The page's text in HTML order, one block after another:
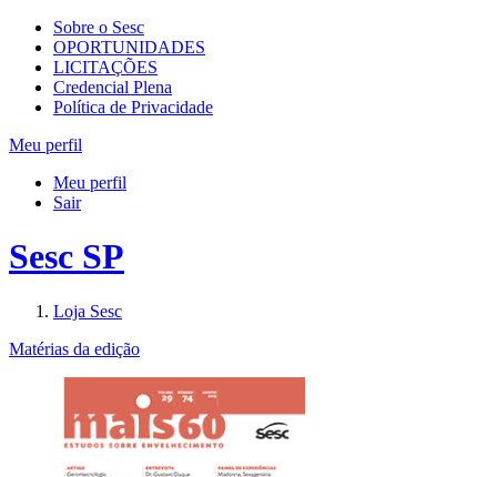
Sobre o Sesc
OPORTUNIDADES
LICITAÇÕES
Credencial Plena
Política de Privacidade
Meu perfil
Meu perfil
Sair
Sesc SP
Loja Sesc
Matérias da edição